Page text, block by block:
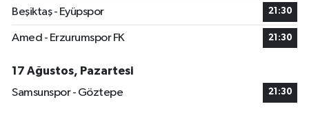
Beşiktaş - Eyüpspor 21:30
Amed - Erzurumspor FK 21:30
17 Ağustos, Pazartesi
Samsunspor - Göztepe
21:30